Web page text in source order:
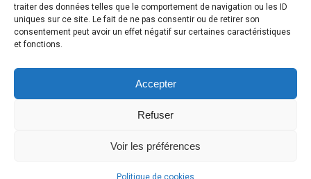
traiter des données telles que le comportement de navigation ou les ID
uniques sur ce site. Le fait de ne pas consentir ou de retirer son
consentement peut avoir un effet négatif sur certaines caractéristiques
et fonctions.
Accepter
Refuser
Voir les préférences
Politique de cookies
Contactez-nous
Rue du Rhône 57